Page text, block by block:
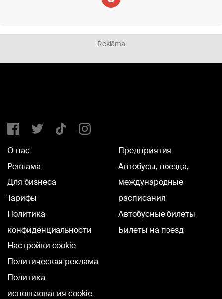
Reklāma
О нас
Реклама
Для бизнеса
Тарифы
Политика
конфиденциальности
Настройки cookie
Политическая реклама
Политика
использования cookie
Предприятия
Автобусы, поезда,
международные
расписания
Автобусные билеты
Билеты на поезд